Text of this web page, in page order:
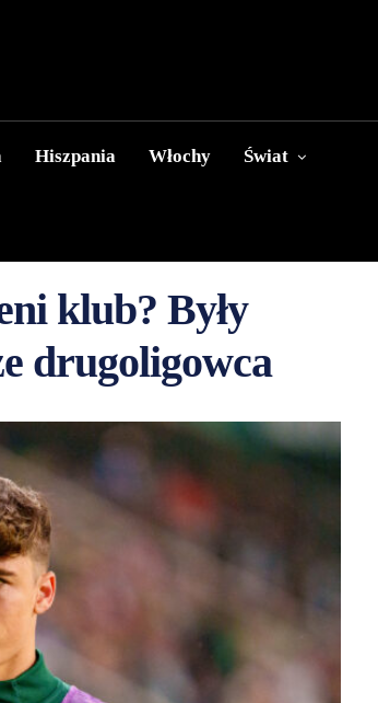
Hiszpania Włochy Świat
klub? Były
drugoligowca